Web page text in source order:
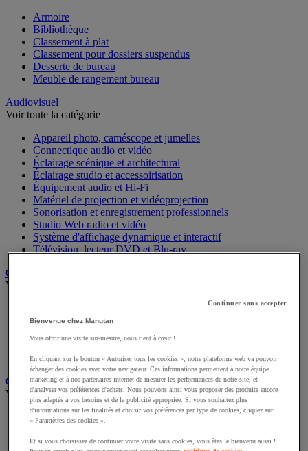
Armoire
Bibliothèque
Classement à plat
Classement pour dossiers suspendus
Desserte de bureau
Meuble de rangement bureau
Audiovisuel
Voir toute la catégorie
Appareil photo, caméscope et jumelles
Connectique audio et vidéo
Éclairage scénique et architectural
Éclairage studio et accessoirisation
Équipement audio et Hi-Fi
Matériel de projection et vidéoprojection
Sonorisation et enregistrement professionnels
Studio Web radio et vidéo
Système d'affichage dynamique et interactif
Télévision, lecteur DVD et Blu-ray
Chauffage, climatisation et traitement de l'air
Voir toute la catégorie
Climatiseur
Rafraîchisseur d'air
Ventilateur
Classement et archivage
Voir toute la catégorie
Accessoires de classement pour le bureau
Chemise et trieur
Continuer sans accepter
Bienvenue chez Manutan
Vous offrir une visite sur-mesure, nous tient à cœur !
En cliquant sur le bouton « Autoriser tous les cookies », notre plateforme web va pouvoir
échanger des cookies avec votre navigateur. Ces informations permettent à notre équipe
marketing et à nos partenaires internet de mesurer les performances de notre site, et
d'analyser vos préférences d'achats. Nous pouvons ainsi vous proposer des produits encore
plus adaptés à vos besoins et de la publicité appropriée. Si vous souhaitez plus
d'informations sur les finalités et choisir vos préférences par type de cookies, cliquez sur
« Paramètres des cookies ».
Et si vous choisissez de continuer votre visite sans cookies, vous êtes le bienvenu aussi !